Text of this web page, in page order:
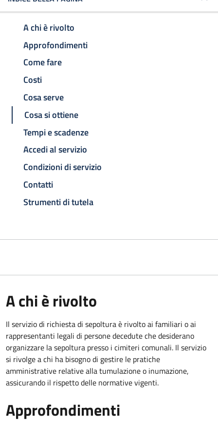
A chi è rivolto
Approfondimenti
Come fare
Costi
Cosa serve
Cosa si ottiene
Tempi e scadenze
Accedi al servizio
Condizioni di servizio
Contatti
Strumenti di tutela
A chi è rivolto
Il servizio di richiesta di sepoltura è rivolto ai familiari o ai
rappresentanti legali di persone decedute che desiderano
organizzare la sepoltura presso i cimiteri comunali. Il servizio
si rivolge a chi ha bisogno di gestire le pratiche
amministrative relative alla tumulazione o inumazione,
assicurando il rispetto delle normative vigenti.
Approfondimenti